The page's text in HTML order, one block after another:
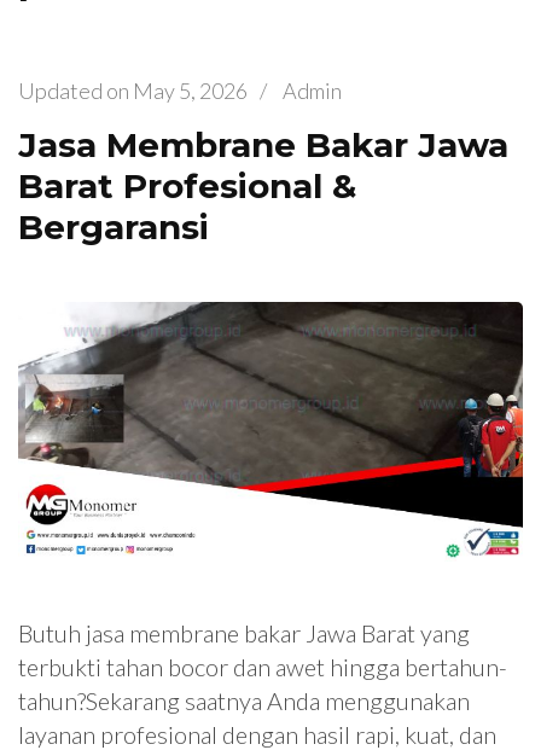
Updated on May 5, 2026 / Admin
Jasa Membrane Bakar Jawa
Barat Profesional &
Bergaransi
Butuh jasa membrane bakar Jawa Barat yang
terbukti tahan bocor dan awet hingga bertahun-
tahun?Sekarang saatnya Anda menggunakan
layanan profesional dengan hasil rapi, kuat, dan